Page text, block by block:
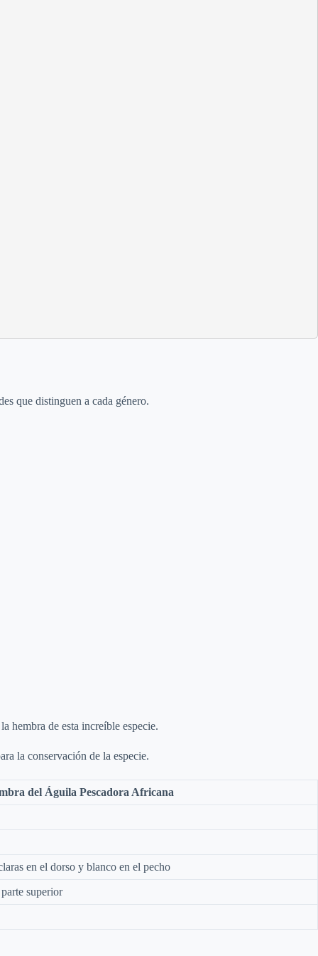
que distinguen a cada género.
hembra de esta increíble especie.
la conservación de la especie.
del Águila Pescadora Africana
en el dorso y blanco en el pecho
superior